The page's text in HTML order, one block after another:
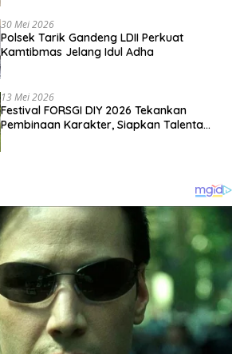
30 Mei 2026
Polsek Tarik Gandeng LDII Perkuat
Kamtibmas Jelang Idul Adha
13 Mei 2026
Festival FORSGI DIY 2026 Tekankan
Pembinaan Karakter, Siapkan Talenta